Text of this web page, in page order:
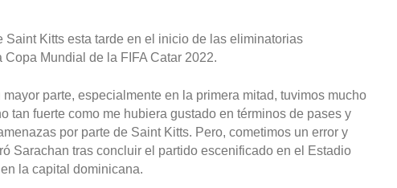
Saint Kitts esta tarde en el inicio de las eliminatorias
Mundial de la FIFA Catar 2022.
parte, especialmente en la primera mitad, tuvimos mucho
tan fuerte como me hubiera gustado en términos de pases y
por parte de Saint Kitts. Pero, cometimos un error y
Sarachan tras concluir el partido escenificado en el Estadio
la capital dominicana.